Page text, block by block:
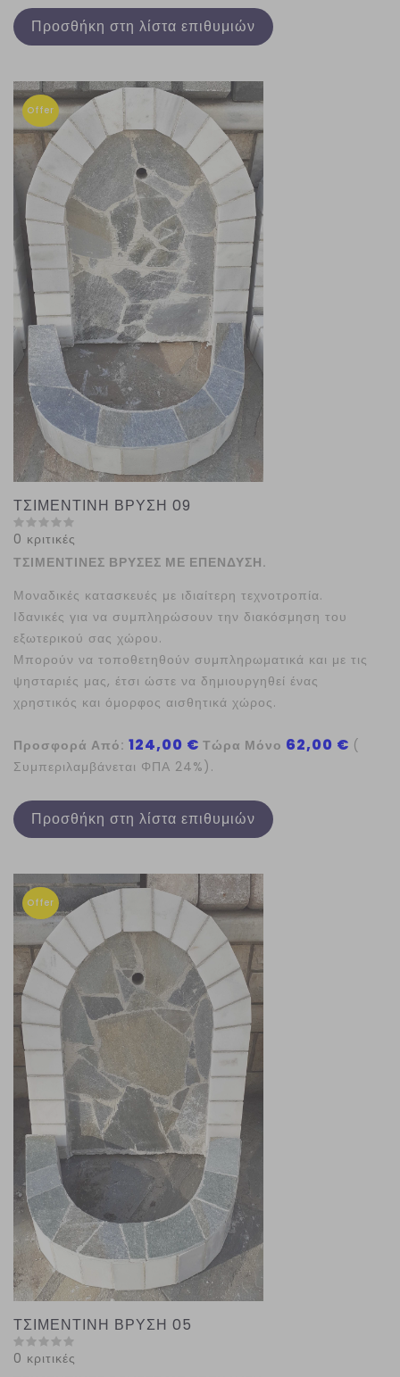
Προσθήκη στη λίστα επιθυμιών
Offer
ΤΣΙΜΕΝΤΙΝΗ ΒΡΥΣΗ 09
0 κριτικές
ΤΣΙΜΕΝΤΙΝΕΣ ΒΡΥΣΕΣ ΜΕ ΕΠΕΝΔΥΣΗ.
Μοναδικές κατασκευές με ιδιαίτερη τεχνοτροπία.
Ιδανικές για να συμπληρώσουν την διακόσμηση του
εξωτερικού σας χώρου.
Μπορούν να τοποθετηθούν συμπληρωματικά και με τις
ψησταριές μας, έτσι ώστε να δημιουργηθεί ένας
χρηστικός και όμορφος αισθητικά χώρος.
Προσφορά Από: 124,00 € Τώρα Μόνο 62,00 € (
Συμπεριλαμβάνεται ΦΠΑ 24%).
Προσθήκη στη λίστα επιθυμιών
Offer
ΤΣΙΜΕΝΤΙΝΗ ΒΡΥΣΗ 05
0 κριτικές